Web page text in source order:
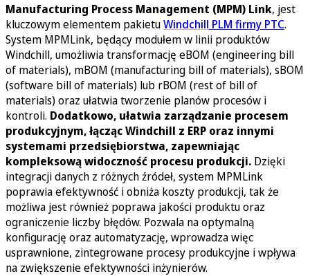
Manufacturing Process Management (MPM) Link, jest
kluczowym elementem pakietuWindchill PLM firmy PTC.
System MPMLink, będący modułem w linii produktów
Windchill, umożliwia transformację eBOM (engineering bill
of materials), mBOM (manufacturing bill of materials), sBOM
(software bill of materials) lub rBOM (rest of bill of
materials) oraz ułatwia tworzenie planów procesów i
kontroli. Dodatkowo, ułatwia zarządzanie procesem
produkcyjnym, łącząc Windchill z ERP oraz innymi
systemami przedsiębiorstwa, zapewniając
kompleksową widoczność procesu produkcji. Dzięki
integracji danych z różnych źródeł, system MPMLink
poprawia efektywność i obniża koszty produkcji, tak że
możliwa jest również poprawa jakości produktu oraz
ograniczenie liczby błędów. Pozwala na optymalną
konfigurację oraz automatyzację, wprowadza więc
usprawnione, zintegrowane procesy produkcyjne i wpływa
na zwiększenie efektywności inżynierów.